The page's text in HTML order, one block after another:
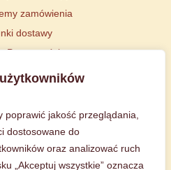
poprawić jakość przeglądania,
dostosowane do
oraz analizować ruch
„Akceptuj wszystkie” oznacza
zamówienia
dostawy
Prywatności
potrzebujesz!
produktu lub wysyłki?
swojego zamówienia?